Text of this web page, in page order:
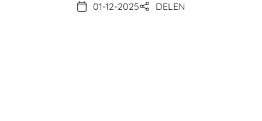
01-12-2025 DELEN